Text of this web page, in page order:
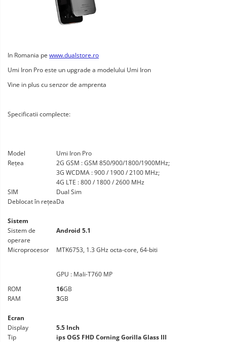
In Romania pe www.dualstore.ro
Umi Iron Pro este un upgrade a modelului Umi Iron
Vine in plus cu senzor de amprenta
Specificatii complecte:
Model
Umi Iron Pro
Rețea
2G GSM : GSM 850/900/1800/1900MHz;
3G WCDMA : 900 / 1900 / 2100 MHz;
4G LTE : 800 / 1800 / 2600 MHz
SIM
Dual Sim
Deblocat în rețeaDa
Sistem
Sistem de
operare
Android 5.1
Microprocesor MTK6753, 1.3 GHz octa-core, 64-biti
GPU : Mali-T760 MP
ROM
16GB
RAM
3GB
Ecran
Display
5.5 Inch
Tip
ips OGS FHD Corning Gorilla Glass III